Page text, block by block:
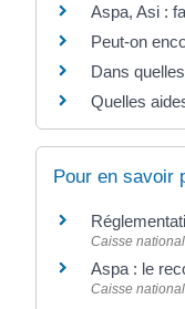
Aspa, Asi :
Peut-on
Dans
Quelles
Pour en savoir
Caisse
Aspa : le
Caisse